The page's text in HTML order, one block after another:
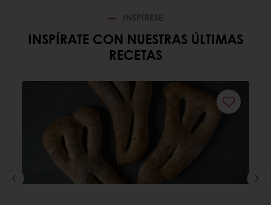
INSPÍRESE
INSPÍRATE CON NUESTRAS ÚLTIMAS
RECETAS